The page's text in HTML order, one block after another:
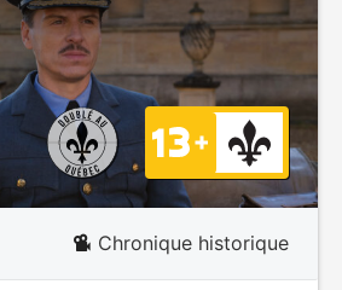
Chronique historique